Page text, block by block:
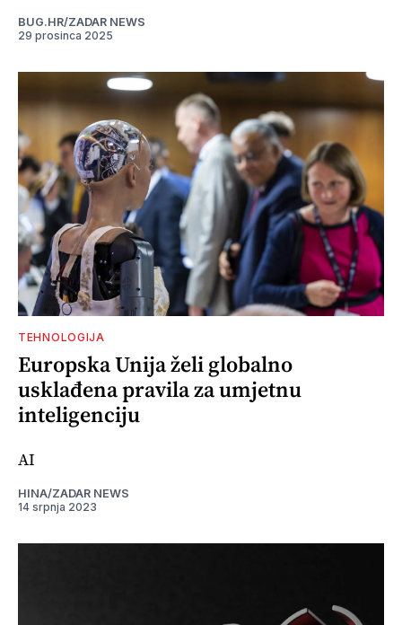
BUG.HR/ZADAR NEWS
29 prosinca 2025
TEHNOLOGIJA
Europska Unija želi globalno
usklađena pravila za umjetnu
inteligenciju
AI
HINA/ZADAR NEWS
14 srpnja 2023